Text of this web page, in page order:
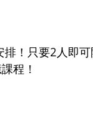
排！只要2人即
程！